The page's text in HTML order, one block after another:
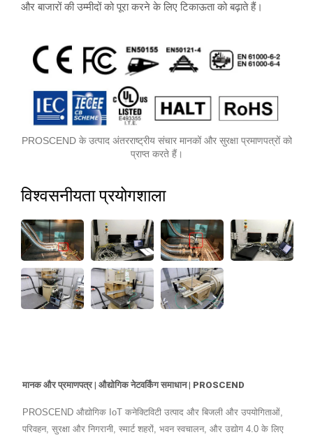
और बाजारों की उम्मीदों को पूरा करने के लिए टिकाऊता को बढ़ाते हैं।
PROSCEND के उत्पाद अंतरराष्ट्रीय संचार मानकों और सुरक्षा प्रमाणपत्रों को
प्राप्त करते हैं।
विश्वसनीयता प्रयोगशाला
मानक और प्रमाणपत्र | औद्योगिक नेटवर्किंग समाधान | PROSCEND
PROSCEND औद्योगिक IoT कनेक्टिविटी उत्पाद और बिजली और उपयोगिताओं,
परिवहन, सुरक्षा और निगरानी, स्मार्ट शहरों, भवन स्वचालन, और उद्योग 4.0 के लिए